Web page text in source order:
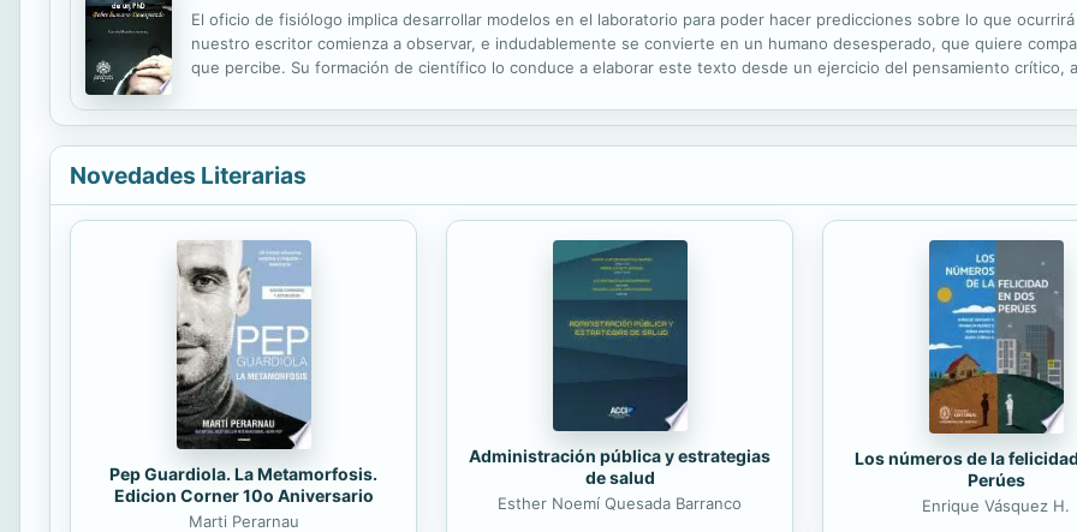
El oficio de fisiólogo implica desarrollar modelos en el laboratorio para poder hacer predicciones sobre lo que
nuestro escritor comienza a observar, e indudablemente se convierte en un humano desesperado, que quiere
que percibe. Su formación de científico lo conduce a elaborar este texto desde un ejercicio del pensamiento crítico,
Novedades Literarias
Pep Guardiola. La Metamorfosis.
Edicion Corner 10o Aniversario
Marti Perarnau
Administración pública y estrategias
de salud
Esther Noemí Quesada Barranco
Los números de la
Perúes
Enrique Vásquez H.